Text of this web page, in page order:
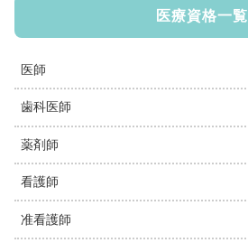
医療資格一覧
医師
歯科医師
薬剤師
看護師
准看護師